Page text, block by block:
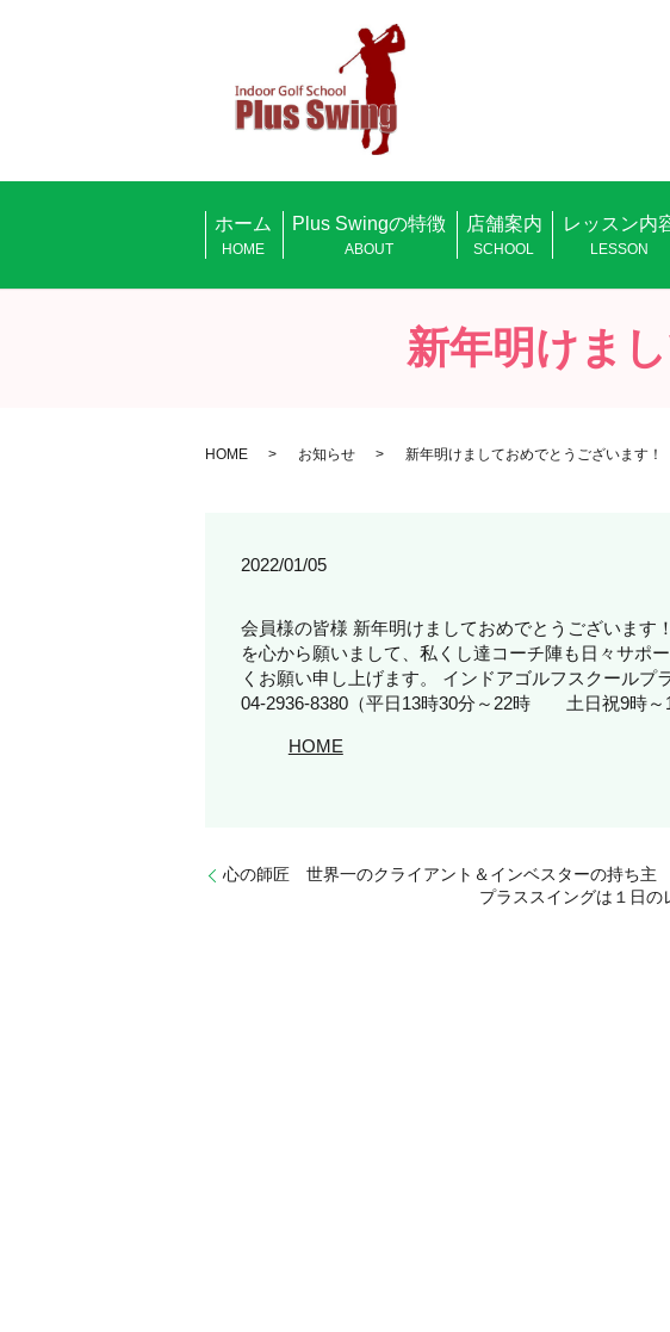
ホーム
HOME
Plus Swingの特徴
ABOUT
店舗案内
SCHOOL
レッスン内
LESSON
新年明けま
HOME お知らせ 新年明けましておめでとうございます！
2022/01/05
会員様の皆様 新年明けましておめでとうございます
を心から願いまして、私くし達コーチ陣も日々サポ
くお願い申し上げます。 インドアゴルフスクール
04-2936-8380（平日13時30分～22時 土日祝9
HOME
心の師匠 世界一のクライアント＆インベスターの持ち主
プラススイングは１日の